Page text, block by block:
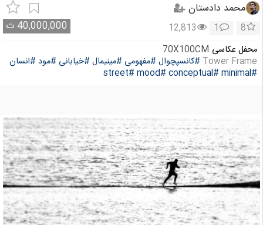
محمد دادستان
40,000,000 ت 8
1
12,813
محفل عکاسی 70X100CM
Tower Frame #کانسپچوال #مفهومی #مینیمال #خیابانی #مود #انسان
#minimal
#conceptual
#mood
#street